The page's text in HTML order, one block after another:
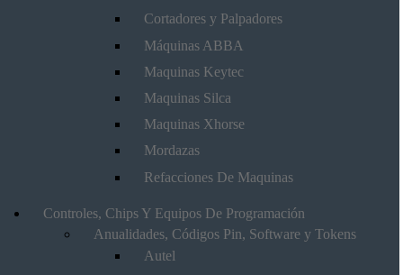
Cortadores y Palpadores
Máquinas ABBA
Maquinas Keytec
Maquinas Silca
Maquinas Xhorse
Mordazas
Refacciones De Maquinas
Controles, Chips Y Equipos De Programación
Anualidades, Códigos Pin, Software y Tokens
Autel